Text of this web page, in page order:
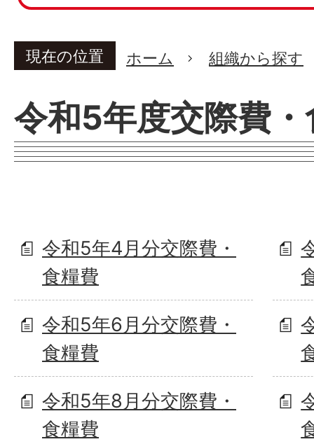
現在の位置 ホーム 組織から探す
令和5年度交際費・
令和5年4月分交際費・
食糧費
令和5年6月分交際費・
食糧費
令和5年8月分交際費・
食糧費